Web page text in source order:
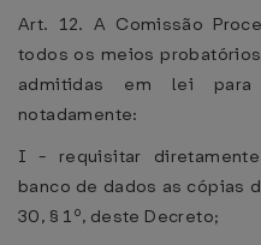
Art. 12. A Comissão
todos os meios
admitidas em lei
notadamente:
I - requisitar
banco de dados as cópias
30, § 1º, deste Decreto;